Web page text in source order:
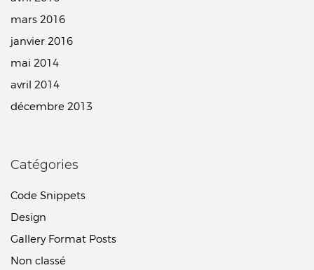
mars 2016
janvier 2016
mai 2014
avril 2014
décembre 2013
Catégories
Code Snippets
Design
Gallery Format Posts
Non classé